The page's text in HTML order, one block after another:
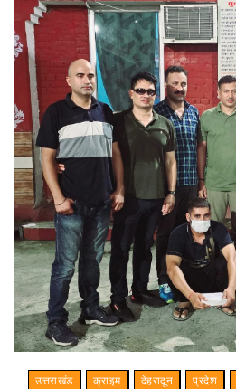
उत्तराखंड क्राइम देहरादून प्रदेश